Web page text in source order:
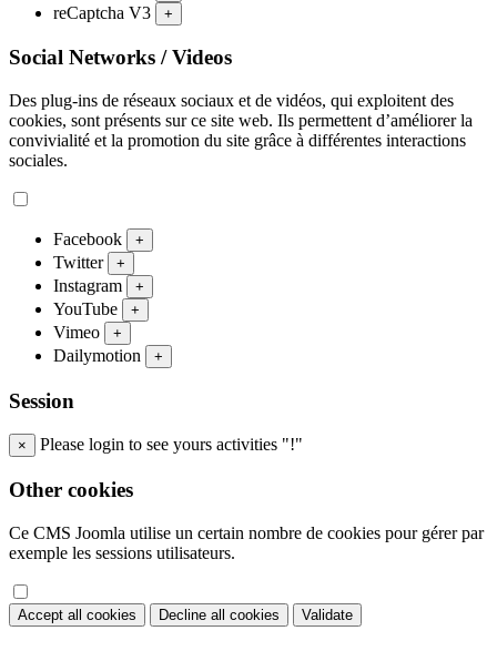
reCaptcha V3 +
Social Networks / Videos
Des plug-ins de réseaux sociaux et de vidéos, qui exploitent des
cookies, sont présents sur ce site web. Ils permettent d’améliorer la
convivialité et la promotion du site grâce à différentes interactions
sociales.
Facebook +
Twitter +
Instagram +
YouTube +
Vimeo +
Dailymotion +
Session
× Please login to see yours activities "!"
Other cookies
Ce CMS Joomla utilise un certain nombre de cookies pour gérer par
exemple les sessions utilisateurs.
Accept all cookies Decline all cookies Validate